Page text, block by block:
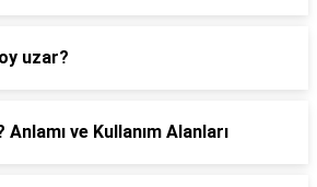
uzar?
ve Kullanım Alanları